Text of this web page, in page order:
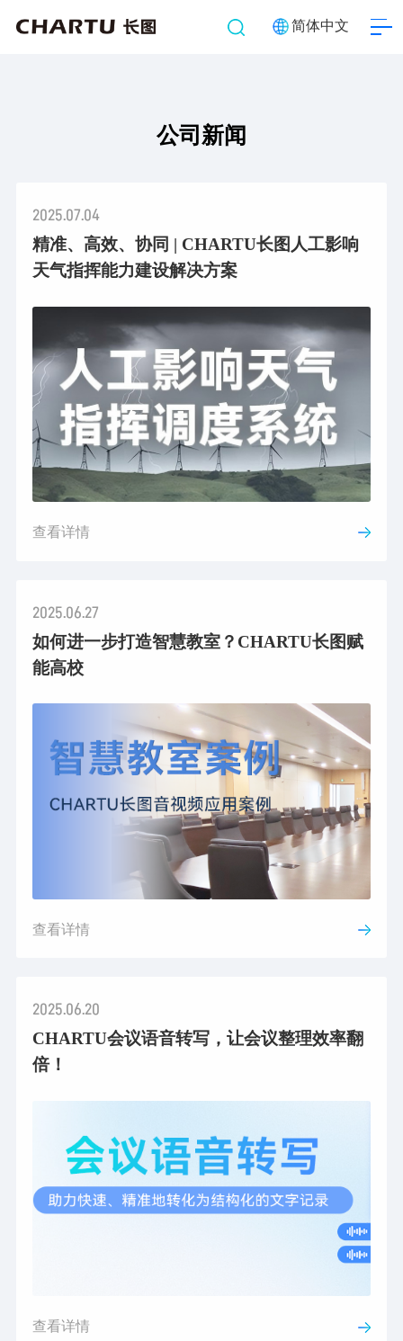
简体中文
公司新闻
2025.07.04
精准、高效、协同 | CHARTU长图人工影响
天气指挥能力建设解决方案
查看详情
2025.06.27
如何进一步打造智慧教室？CHARTU长图赋
能高校
查看详情
2025.06.20
CHARTU会议语音转写，让会议整理效率翻
倍！
查看详情